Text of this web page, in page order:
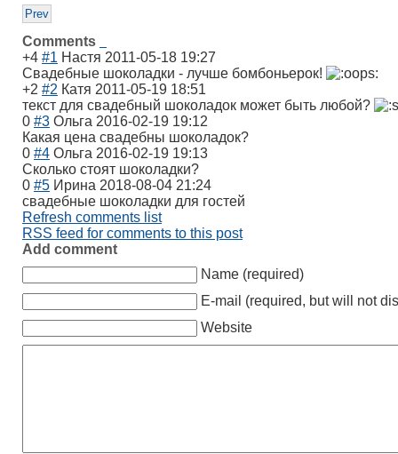
Prev
Comments
+4 #1 Настя 2011-05-18 19:27
Свадебные шоколадки - лучше бомбоньерок!
+2 #2 Катя 2011-05-19 18:51
текст для свадебный шоколадок может быть любой?
0 #3 Ольга 2016-02-19 19:12
Какая цена свадебны шоколадок?
0 #4 Ольга 2016-02-19 19:13
Сколько стоят шоколадки?
0 #5 Ирина 2018-08-04 21:24
свадебные шоколадки для гостей
Refresh comments list
RSS feed for comments to this post
Add comment
Name (required)
E-mail (required, but will not
Website